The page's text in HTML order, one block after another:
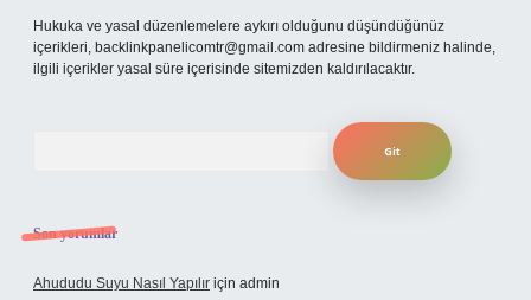
Hukuka ve yasal düzenlemelere aykırı olduğunu düşündüğünüz
içerikleri, backlinkpanelicomtr@gmail.com adresine bildirmeniz halinde,
ilgili içerikler yasal süre içerisinde sitemizden kaldırılacaktır.
Son yorumlar
Ahududu Suyu Nasıl Yapılır için admin